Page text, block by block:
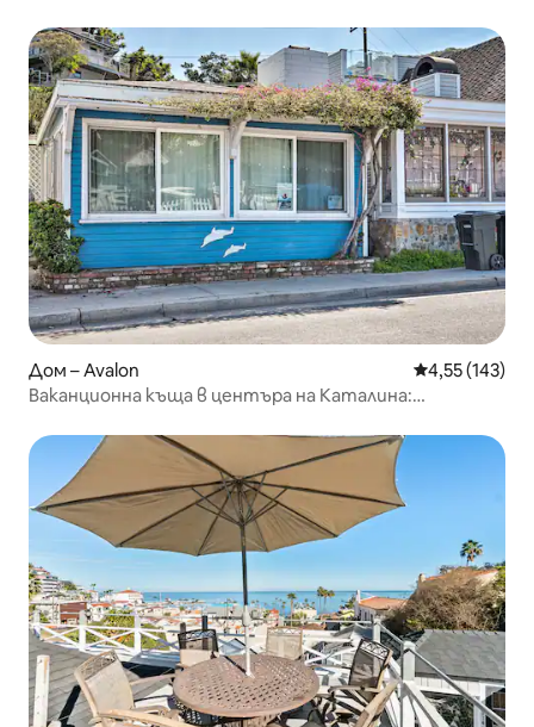
Дом – Avalon Средна
4,55 (143)
Ваканционна къща в центъра на Каталина: